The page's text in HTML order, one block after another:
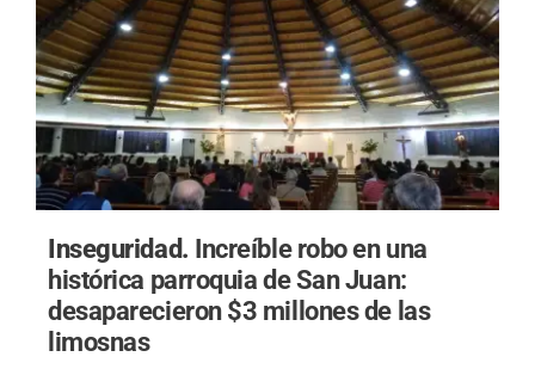
Inseguridad. Increíble robo en una
histórica parroquia de San Juan:
desaparecieron $3 millones de las
limosnas